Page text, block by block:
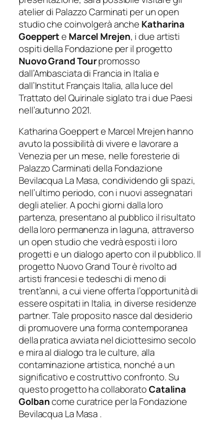
atelier di Palazzo Carminati per un open
studio che coinvolgerà anche Katharina
Goepperte Marcel Mrejen, i due artisti
ospiti della Fondazione per il progetto
Nuovo Grand Tourpromosso
dall’Ambasciata di Francia in Italia e
dall’Institut Français Italia, alla luce del
Trattato del Quirinale siglato tra i due Paesi
nell’autunno 2021.
Katharina Goeppert e Marcel Mrejen hanno
avuto la possibilità di vivere e lavorare a
Venezia per un mese, nelle foresterie di
Palazzo Carminati della Fondazione
Bevilacqua La Masa, condividendo gli spazi,
nell’ultimo periodo, con i nuovi assegnatari
degli atelier. A pochi giorni dalla loro
partenza, presentano al pubblico il risultato
della loro permanenza in laguna, attraverso
un open studio che vedrà esposti i loro
progetti e un dialogo aperto con il pubblico. Il
progetto Nuovo Grand Tour è rivolto ad
artisti francesi e tedeschi di meno di
trent’anni, a cui viene offerta l’opportunità di
essere ospitati in Italia, in diverse residenze
partner. Tale proposito nasce dal desiderio
di promuovere una forma contemporanea
della pratica avviata nel diciottesimo secolo
e mira al dialogo tra le culture, alla
contaminazione artistica, nonché a un
significativo e costruttivo confronto. Su
questo progetto ha collaboratoCatalina
Golbancome curatrice per la Fondazione
Bevilacqua La Masa .